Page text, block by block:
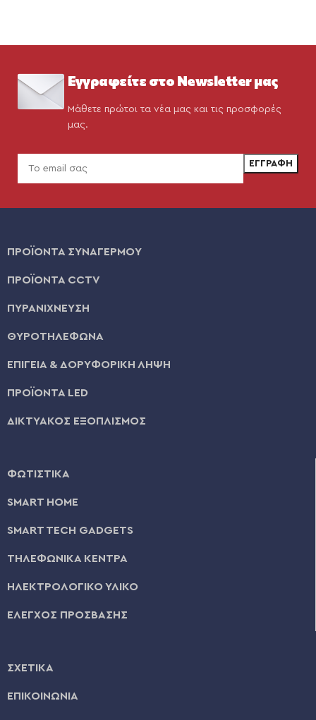
Εγγραφείτε στο Newsletter μας
Μάθετε πρώτοι τα νέα μας και τις προσφορές
μας.
ΠΡΟΪΟΝΤΑ ΣΥΝΑΓΕΡΜΟΥ
ΠΡΟΪΟΝΤΑ CCTV
ΠΥΡΑΝΙΧΝΕΥΣΗ
ΘΥΡΟΤΗΛΕΦΩΝΑ
ΕΠΙΓΕΙΑ & ΔΟΡΥΦΟΡΙΚΗ ΛΗΨΗ
ΠΡΟΪΟΝΤΑ LED
ΔΙΚΤΥΑΚΟΣ ΕΞΟΠΛΙΣΜΟΣ
ΦΩΤΙΣΤΙΚΑ
SMART HOME
SMART TECH GADGETS
ΤΗΛΕΦΩΝΙΚΑ ΚΕΝΤΡΑ
ΗΛΕΚΤΡΟΛΟΓΙΚΟ ΥΛΙΚΟ
ΕΛΕΓΧΟΣ ΠΡΟΣΒΑΣΗΣ
ΣΧΕΤΙΚΑ
ΕΠΙΚΟΙΝΩΝΙΑ